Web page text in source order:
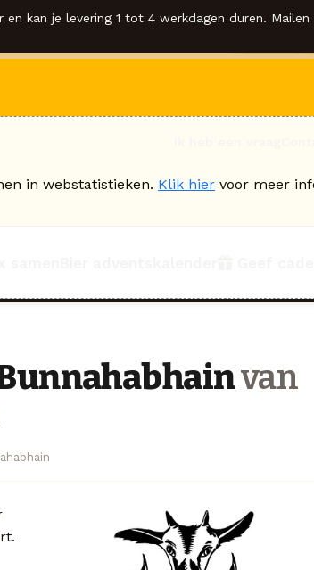
kan je levering 1 tot 4 werkdagen duren.
van
in webstatistieken. Klik hier voor meer